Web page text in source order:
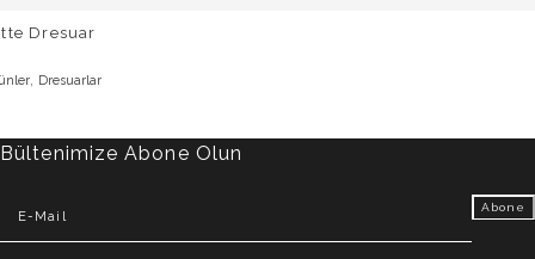
Dresuar
, Dresuarlar
Bültenimize Abone Olun